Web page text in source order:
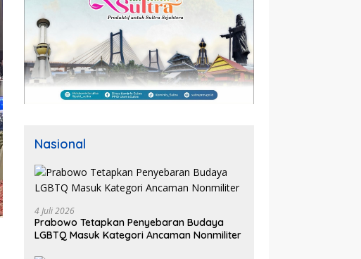
Nasional
4 Juli 2026
Prabowo Tetapkan Penyebaran Budaya
LGBTQ Masuk Kategori Ancaman Nonmiliter